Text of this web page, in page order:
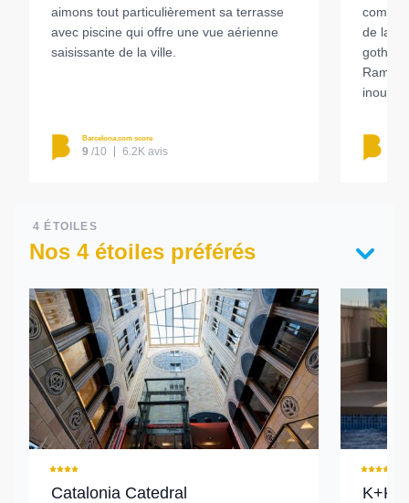
aimons tout particulièrement sa terrasse
avec piscine qui offre une vue aérienne
saisissante de la ville.
Barcelona.com score
9 /10 6.2K avis
comme
de la
4 ÉTOILES
Nos 4 étoiles préférés
Catalonia Catedral K+K